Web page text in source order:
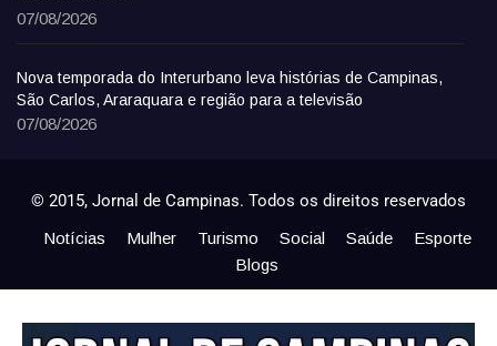
07/08/2026
Nova temporada do Interurbano leva histórias de Campinas,
São Carlos, Araraquara e região para a televisão
07/08/2026
© 2015, Jornal de Campinas. Todos os direitos reservados
Notícias Mulher Turismo Social Saúde
Esporte
Blogs